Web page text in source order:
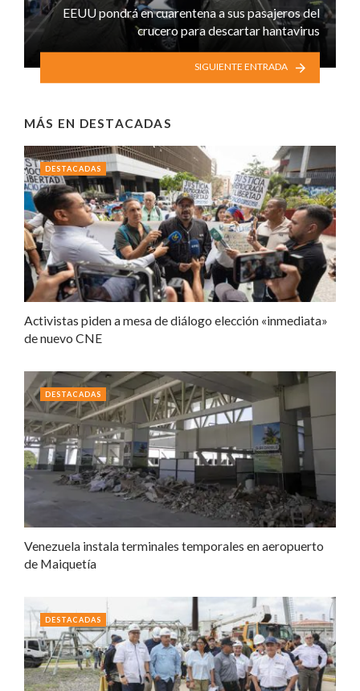
EEUU pondrá en cuarentena a sus pasajeros del
crucero para descartar hantavirus
SIGUIENTE ENTRADA
MÁS EN DESTACADAS
Activistas piden a mesa de diálogo elección «inmediata»
de nuevo CNE
DESTACADAS
Venezuela instala terminales temporales en aeropuerto
de Maiquetía
DESTACADAS
DESTACADAS